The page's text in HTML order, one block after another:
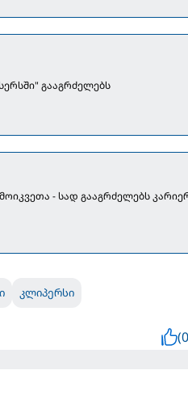
გააგრძელებს
- სად გააგრძელებს
კლიპერსი